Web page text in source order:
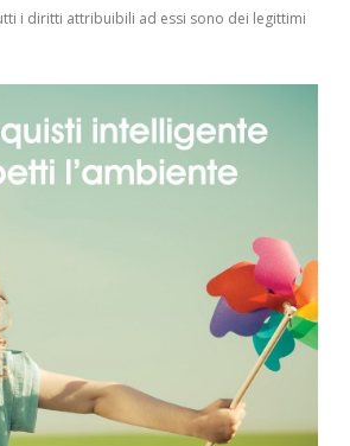
i diritti attribuibili ad essi sono dei legittimi